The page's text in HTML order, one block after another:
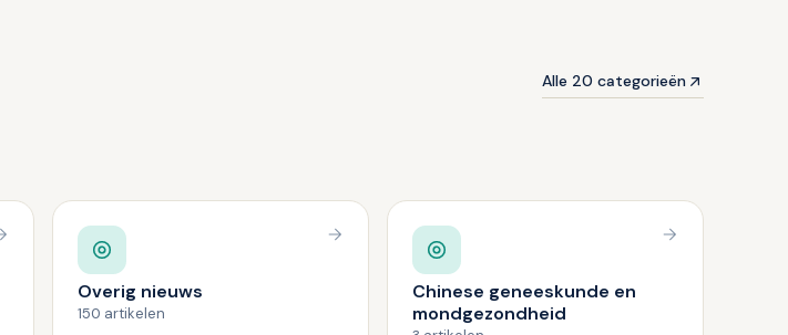
Alle 20 categorieën
Overig nieuws
150 artikelen
Chinese geneeskunde en
mondgezondheid